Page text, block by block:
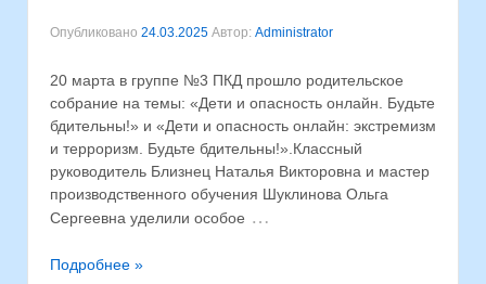
Опубликовано 24.03.2025 Автор: Administrator
20 марта в группе №3 ПКД прошло родительское
собрание на темы: «Дети и опасность онлайн. Будьте
бдительны!» и «Дети и опасность онлайн: экстремизм
и терроризм. Будьте бдительны!».⁣Классный
руководитель Близнец Наталья Викторовна и мастер
производственного обучения Шуклинова Ольга
Сергеевна уделили особое …
Подробнее »